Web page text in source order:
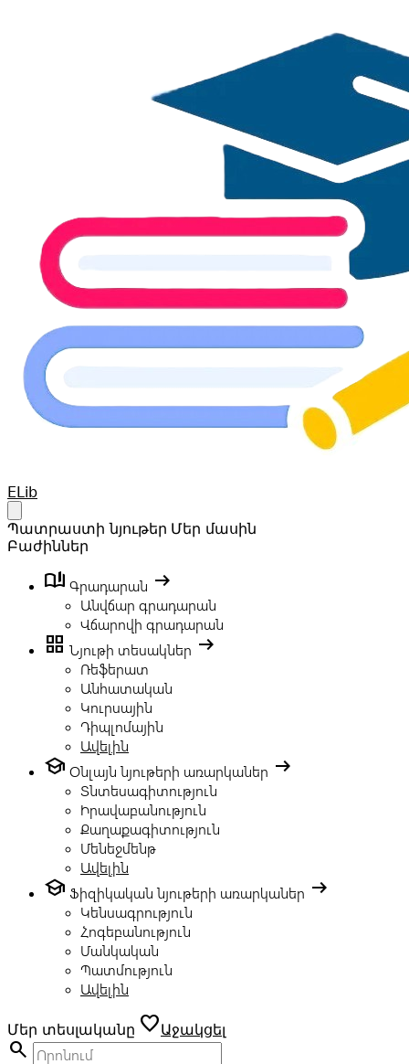
Your Company
ELib
Պատրաստի նյութեր Մեր մասին
Բաժիններ
book_ribbon Գրադարան arrow_right_alt
Անվճար գրադարան
Վճարովի գրադարան
grid_view Նյութի տեսակներ arrow_right_alt
Ռեֆերատ
Անհատական
Կուրսային
Դիպլոմային
Ավելին
school Օնլայն նյութերի առարկաներ arrow_right_alt
Տնտեսագիտություն
Իրավաբանություն
Քաղաքագիտություն
Մենեջմենթ
Ավելին
school Ֆիզիկական նյութերի առարկաներ arrow_right_alt
Կենսագրություն
Հոգեբանություն
Մանկական
Պատմություն
Ավելին
Մեր տեսլականը favoriteԱջակցել
search